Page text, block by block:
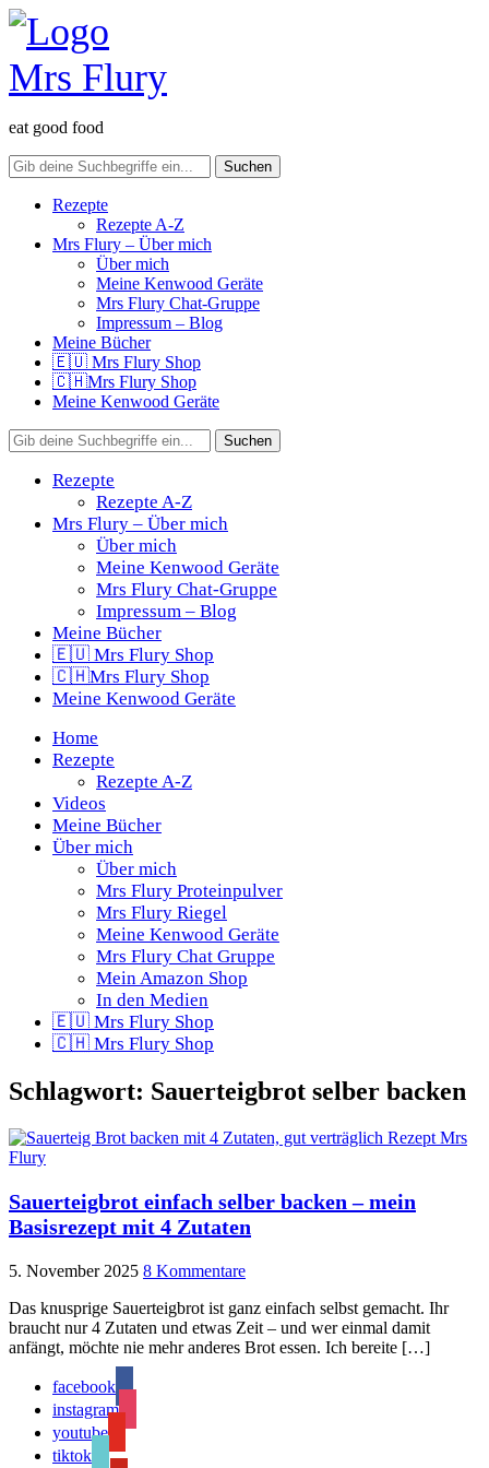
eat good food
Rezepte
Rezepte A-Z
Mrs Flury – Über mich
Über mich
Meine Kenwood Geräte
Mrs Flury Chat-Gruppe
Impressum – Blog
Meine Bücher
🇪🇺 Mrs Flury Shop
🇨🇭Mrs Flury Shop
Meine Kenwood Geräte
Rezepte
Rezepte A-Z
Mrs Flury – Über mich
Über mich
Meine Kenwood Geräte
Mrs Flury Chat-Gruppe
Impressum – Blog
Meine Bücher
🇪🇺 Mrs Flury Shop
🇨🇭Mrs Flury Shop
Meine Kenwood Geräte
Home
Rezepte
Rezepte A-Z
Videos
Meine Bücher
Über mich
Über mich
Mrs Flury Proteinpulver
Mrs Flury Riegel
Meine Kenwood Geräte
Mrs Flury Chat Gruppe
Mein Amazon Shop
In den Medien
🇪🇺 Mrs Flury Shop
🇨🇭 Mrs Flury Shop
Schlagwort: Sauerteigbrot selber backen
Sauerteigbrot einfach selber backen – mein
Basisrezept mit 4 Zutaten
5. November 2025 8 Kommentare
Das knusprige Sauerteigbrot ist ganz einfach selbst gemacht. Ihr
braucht nur 4 Zutaten und etwas Zeit – und wer einmal damit
anfängt, möchte nie mehr anderes Brot essen. Ich bereite […]
facebook
instagram
youtube
tiktok